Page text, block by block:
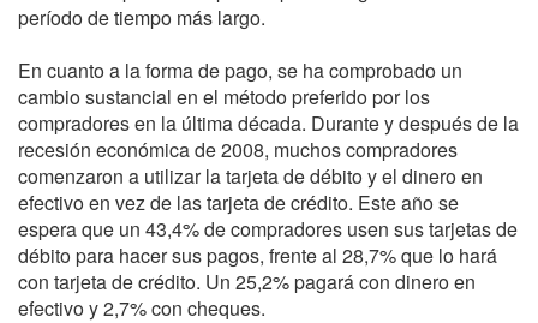
período de tiempo más largo.
En cuanto a la forma de pago, se ha comprobado un
cambio sustancial en el método preferido por los
compradores en la última década. Durante y después de la
recesión económica de 2008, muchos compradores
comenzaron a utilizar la tarjeta de débito y el dinero en
efectivo en vez de las tarjeta de crédito. Este año se
espera que un 43,4% de compradores usen sus tarjetas de
débito para hacer sus pagos, frente al 28,7% que lo hará
con tarjeta de crédito. Un 25,2% pagará con dinero en
efectivo y 2,7% con cheques.